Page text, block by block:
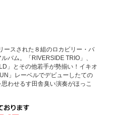
ースされた８組のロカビリー・バ
バム。「RIVERSIDE TRIO」、
」とその他若手が勢揃い！イキオ
」レーベルでデビューしたての
わせるす田舎臭い演奏がほっこ